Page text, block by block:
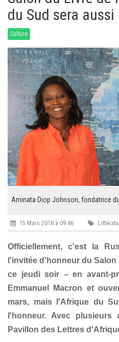
du Sud sera
Culture
Aminata Diop Johnson, fondatrice
15 Mars 2018 à 09:46
Officiellement, c'est la
l'invitée d'honneur du
ce jeudi soir – en avant-
Emmanuel Macron et
mars, mais l'Afrique du
l'honneur. Avec
Pavillon des Lettres